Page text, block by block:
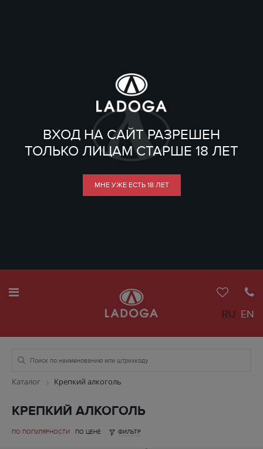
ВХОД НА САЙТ РАЗРЕШЕН
ТОЛЬКО ЛИЦАМ СТАРШЕ 18 ЛЕТ
МНЕ УЖЕ ЕСТЬ 18 ЛЕТ
RU EN
Каталог Крепкий алкоголь
КРЕПКИЙ АЛКОГОЛЬ
ПО ПОПУЛЯРНОСТИ ПО ЦЕНЕ ФИЛЬТР